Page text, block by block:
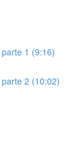
1 (9:16)
2 (10:02)